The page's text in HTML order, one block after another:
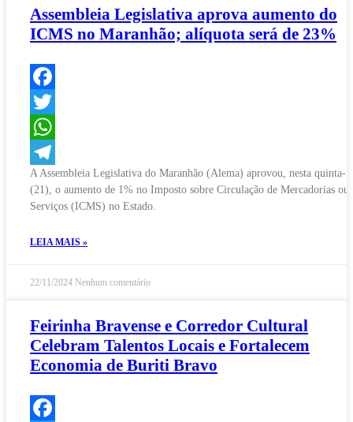
Assembleia Legislativa aprova aumento do
ICMS no Maranhão; alíquota será de 23%
Facebook
Twitter
WhatsApp
Telegram
A Assembleia Legislativa do Maranhão (Alema) aprovou, nesta quinta-
(21), o aumento de 1% no Imposto sobre Circulação de Mercadorias ou
Serviços (ICMS) no Estado.
LEIA MAIS »
22/11/2024 Nenhum comentário
Feirinha Bravense e Corredor Cultural
Celebram Talentos Locais e Fortalecem
Economia de Buriti Bravo